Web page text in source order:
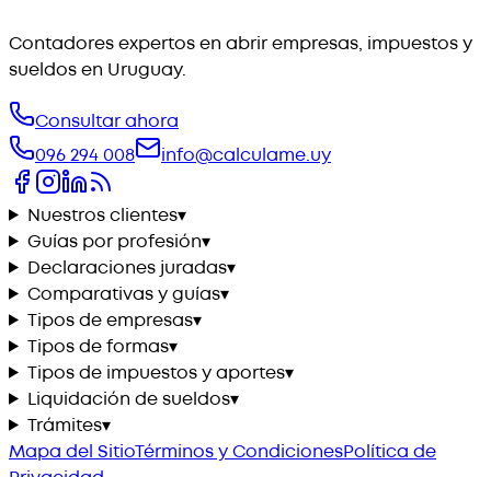
Contadores expertos en abrir empresas, impuestos y
sueldos en Uruguay.
Consultar ahora
096 294 008
info@calculame.uy
Nuestros clientes▾
Guías por profesión▾
Declaraciones juradas▾
Comparativas y guías▾
Tipos de empresas▾
Tipos de formas▾
Tipos de impuestos y aportes▾
Liquidación de sueldos▾
Trámites▾
Mapa del SitioTérminos y CondicionesPolítica de